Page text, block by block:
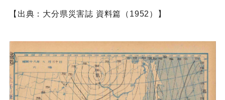
【出典：大分県災害誌 資料篇（1952）】